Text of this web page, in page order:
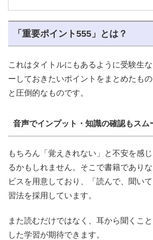
「重要ポイント555」とは？
これはタイトルにもあるように受験生
ーしておきたいポイントをまとめたも
と圧倒的なものです。
音声でインプット・知識の確認もスム
もちろん「覚えきれない」と不安を感
るかもしれません。そこで書籍であり
ビスを用意しており、「読んで、聞い
習法を採用しています。
また読むだけではなく、耳から聞くこ
した学習が期待できます。